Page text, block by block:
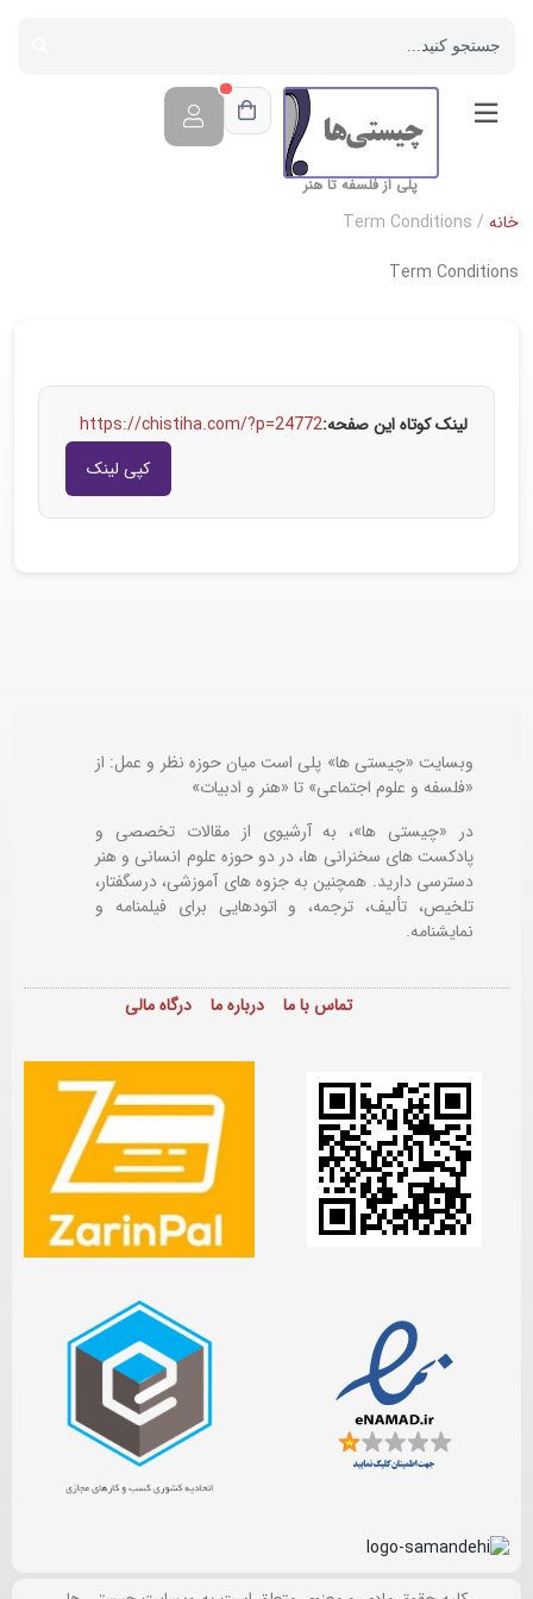
پلی از فلسفه تا هنر
خانه / Term Conditions
Term Conditions
لینک کوتاه این صفحه:https://chistiha.com/?p=24772
کپی لینک
وبسایت «چیستی ها» پلی است میان حوزه نظر و عمل: از
«فلسفه و علوم اجتماعی» تا «هنر و ادبیات»
در «چیستی ها»، به آرشیوی از مقالات تخصصی و
پادکست های سخنرانی ها، در دو حوزه علوم انسانی و هنر
دسترسی دارید. همچنین به جزوه های آموزشی، درسگفتار،
تلخیص، تألیف، ترجمه، و اتودهایی برایفیلمنامه و
نمایشنامه.
تماس با ما درباره ما درگاه مالی